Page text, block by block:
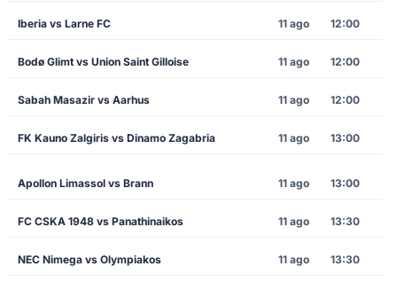
Iberia vs Larne FC 11 ago 12:00
Bodø Glimt vs Union Saint Gilloise 11 ago 12:00
Sabah Masazir vs Aarhus 11 ago 12:00
FK Kauno Zalgiris vs Dinamo Zagabria 11 ago 13:00
Apollon Limassol vs Brann 11 ago 13:00
FC CSKA 1948 vs Panathinaikos 11 ago 13:30
NEC Nimega vs Olympiakos 11 ago 13:30